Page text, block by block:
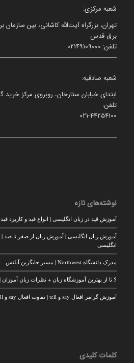
شعبه مرکزی:
تهران، بزرگراه آیت‌الله کاشانی، بین سازمان
برق قدس
تلفن: 02149109000
شعبه صادقیه:
ابتدای خیابان ستارخان، روبروی مرکز
تلفن:
021-44254100
نوشته‌های تازه
آموزش قید در زبان انگلیسی | انواع قید و کاربرد
آموزش زبان انگلیسی | آموزش زبان از صفر تا صد |
انگلیسی
مدرک دانشگاه Northwest | مسیر جایگزین آیلتس
5 تا از بهترین آموزشگاه زبان + نظرات زبان آموزان | بهترین موسسه زبان در تهران
آموزش گرامر افعال say و tell | تفاوت افعال say و tell
کلمات کلیدی